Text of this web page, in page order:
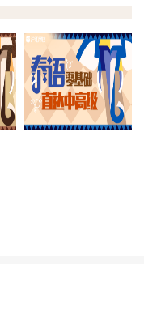
零至高级全奖 零